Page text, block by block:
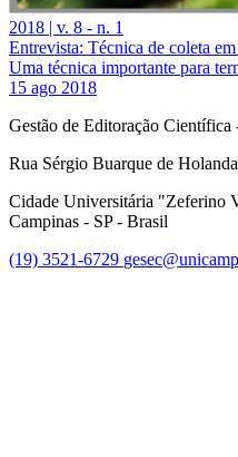
2018 | v. 8 - n. 1
Entrevista​: Técnica de coleta
Uma técnica importante para
15 ago 2018
Gestão de Editoração Científica
Rua Sérgio Buarque de
Cidade Universitária "Zeferino
Campinas - SP - Brasil
(19) 3521-6729